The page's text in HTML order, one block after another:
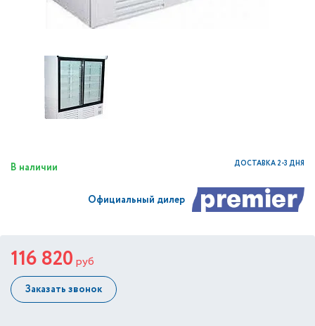
В наличии ДОСТАВКА 2-3 ДНЯ
Официальный дилер
116 820 руб
Заказать звонок